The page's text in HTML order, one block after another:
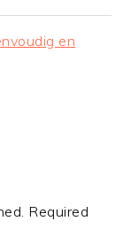
en
Required